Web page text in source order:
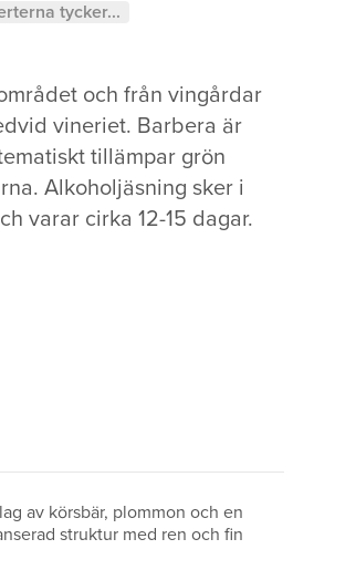
tycker...
och från vingårdar
vineriet. Barbera är
tillämpar grön
Alkoholjäsning sker i
varar cirka 12-15 dagar.
av körsbär, plommon och en
struktur med ren och fin